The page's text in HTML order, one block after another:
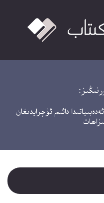
دائىم ئۇچرايدىغان